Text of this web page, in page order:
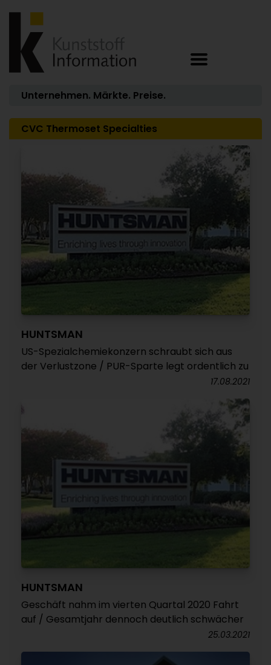
Unternehmen. Märkte. Preise.
CVC Thermoset Specialties
HUNTSMAN
US-Spezialchemiekonzern schraubt sich aus
der Verlustzone / PUR-Sparte legt ordentlich zu
17.08.2021
HUNTSMAN
Geschäft nahm im vierten Quartal 2020 Fahrt
auf / Gesamtjahr dennoch deutlich schwächer
25.03.2021